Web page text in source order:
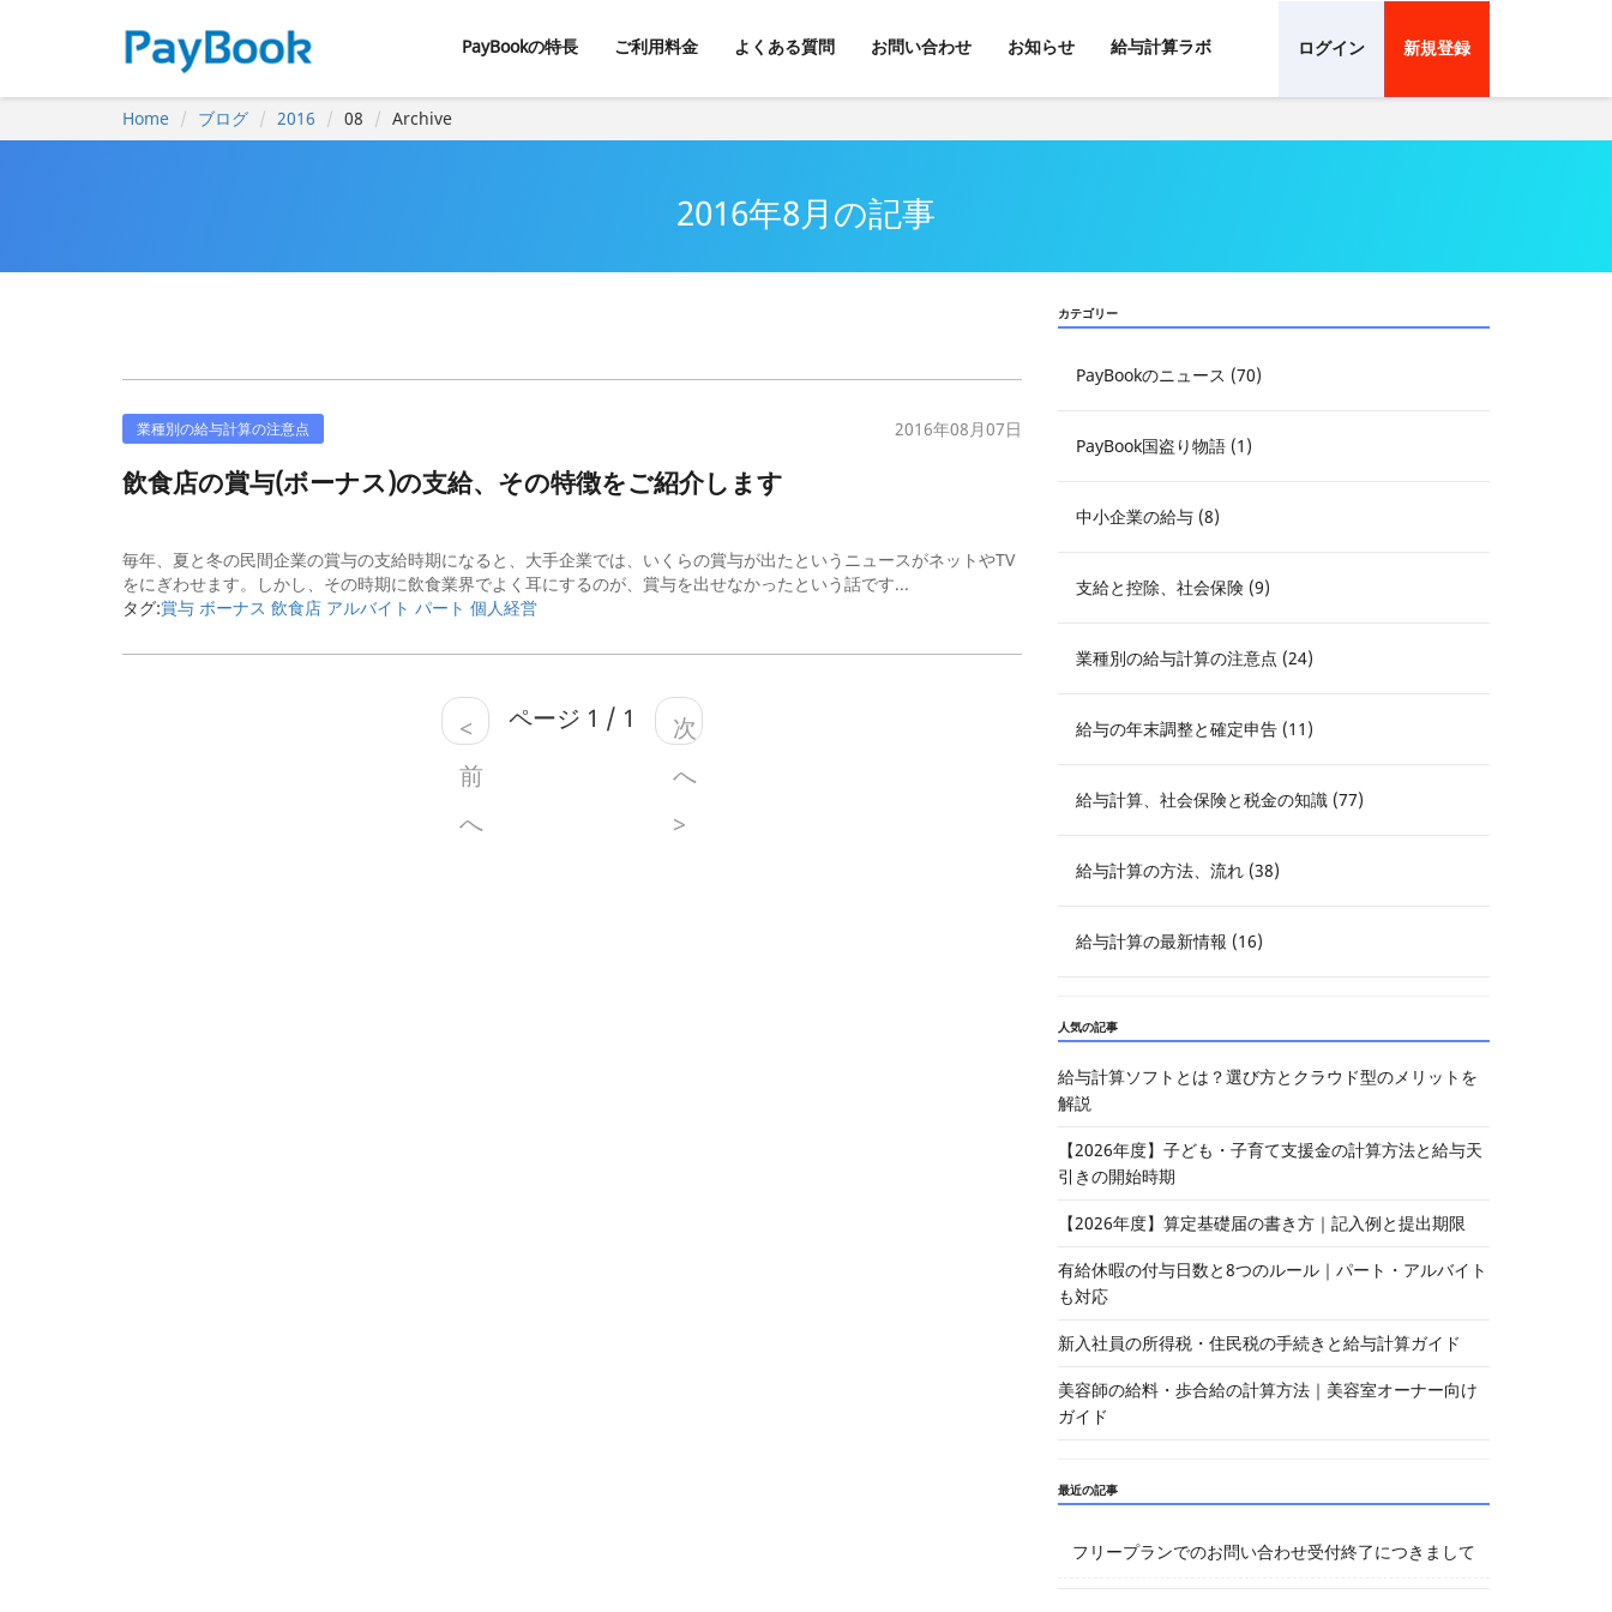
PayBookの特長 ご利用料金 よくある質問 お問い合わせ お知らせ 給与計算ラボ ログイン 新規登録
Home ブログ 2016 08 Archive
2016年8月の記事
業種別の給与計算の注意点 2016年08月07日
飲食店の賞与(ボーナス)の支給、その特徴をご紹介します
毎年、夏と冬の民間企業の賞与の支給時期になると、大手企業では、いくらの賞与が出たというニュースがネットやTV
をにぎわせます。しかし、その時期に飲食業界でよく耳にするのが、賞与を出せなかったという話です...
タグ:賞与 ボーナス 飲食店 アルバイト パート 個人経営
<
前
へ
ページ 1 / 1
次
へ
>
カテゴリー
PayBookのニュース (70)
PayBook国盗り物語 (1)
中小企業の給与 (8)
支給と控除、社会保険 (9)
業種別の給与計算の注意点 (24)
給与の年末調整と確定申告 (11)
給与計算、社会保険と税金の知識 (77)
給与計算の方法、流れ (38)
給与計算の最新情報 (16)
人気の記事
給与計算ソフトとは？選び方とクラウド型のメリットを
解説
【2026年度】子ども・子育て支援金の計算方法と給与天
引きの開始時期
【2026年度】算定基礎届の書き方｜記入例と提出期限
有給休暇の付与日数と8つのルール｜パート・アルバイト
も対応
新入社員の所得税・住民税の手続きと給与計算ガイド
美容師の給料・歩合給の計算方法｜美容室オーナー向け
ガイド
最近の記事
フリープランでのお問い合わせ受付終了につきまして